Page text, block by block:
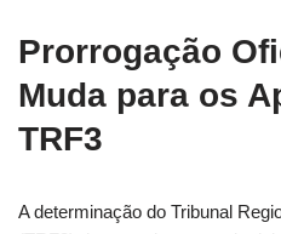
Prorrogação
Muda para os
TRF3
A determinação do Tribunal